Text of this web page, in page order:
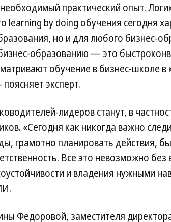
практический опыт.
learning by doing обучения сегодня
но и для любого бизнес-
образованию — это
обучение в бизнес-школе в
эксперт.
лидеров станут, в
«Сегодня как никогда важно
грамотно планировать действия,
Все это невозможно без
и владения нужными
Федоровой, заместителя